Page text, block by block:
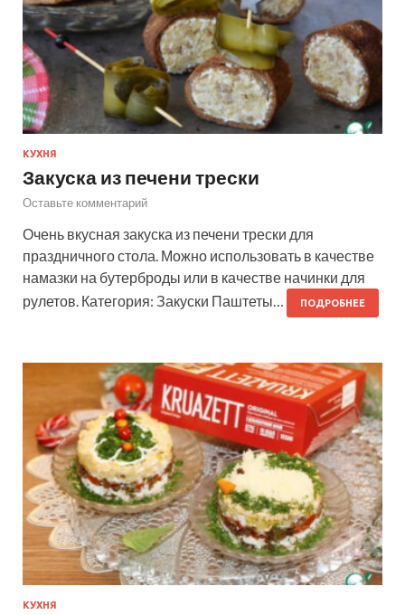
КУХНЯ
Закуска из печени трески
Оставьте комментарий
Очень вкусная закуска из печени трески для
праздничного стола. Можно использовать в качестве
намазки на бутерброды или в качестве начинки для
рулетов. Категория: Закуски Паштеты…
ПОДРОБНЕЕ
КУХНЯ